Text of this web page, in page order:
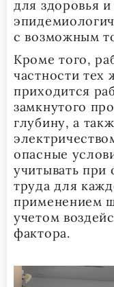
для здоровья
с возможным
Кроме того,
частности тех
приходится
замкнутого
глубину, а
опасные
учитывать при
труда для
применением
учетом
фактора.